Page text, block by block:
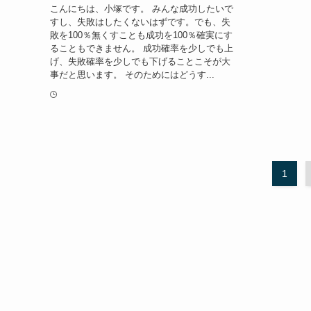
こんにちは、小塚です。 みんな成功したいで
すし、失敗はしたくないはずです。でも、失
敗を100％無くすことも成功を100％確実にす
ることもできません。 成功確率を少しでも上
げ、失敗確率を少しでも下げることこそが大
事だと思います。 そのためにはどうす...
1